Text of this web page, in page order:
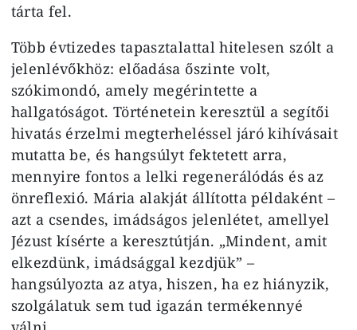
tárta fel.
Több évtizedes tapasztalattal hitelesen szólt a
jelenlévőkhöz: előadása őszinte volt,
szókimondó, amely megérintette a
hallgatóságot. Történetein keresztül a segítői
hivatás érzelmi megterheléssel járó kihívásait
mutatta be, és hangsúlyt fektetett arra,
mennyire fontos a lelki regenerálódás és az
önreflexió. Mária alakját állította példaként –
azt a csendes, imádságos jelenlétet, amellyel
Jézust kísérte a keresztútján. „Mindent, amit
elkezdünk, imádsággal kezdjük” –
hangsúlyozta az atya, hiszen, ha ez hiányzik,
szolgálatuk sem tud igazán termékennyé